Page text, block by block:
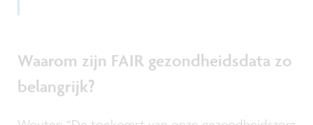
Waarom zijn FAIR gezondheidsdata zo
belangrijk?